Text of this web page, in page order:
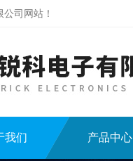
司网站！
我们 产品中心